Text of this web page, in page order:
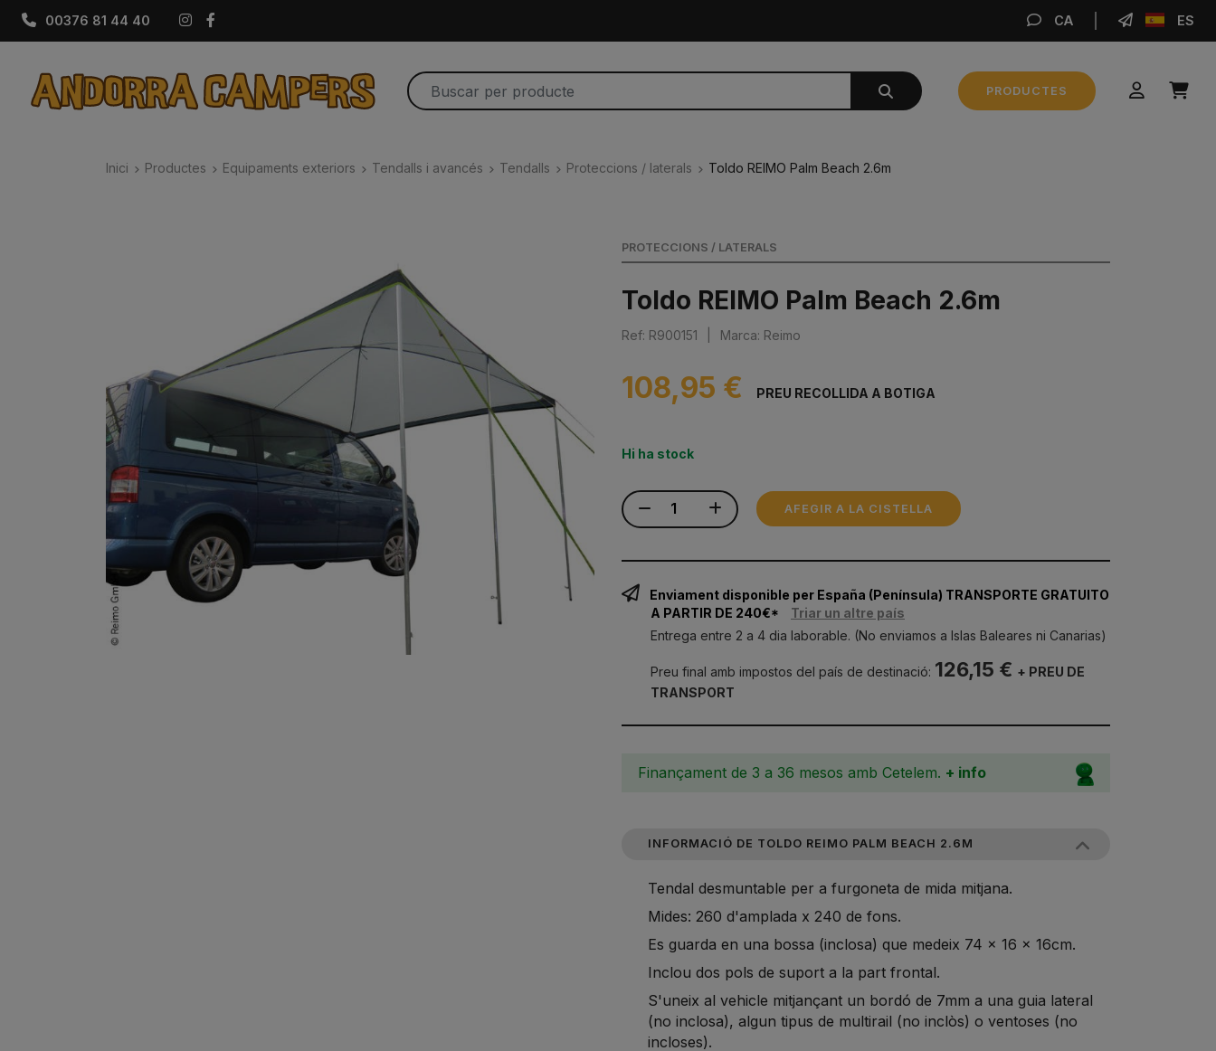
00376 81 44 40 Instagram CA ES
PRODUCTES
Inici Productes Equipaments exteriors Tendalls i avancés Tendalls Proteccions / laterals Toldo REIMO Palm Beach 2.6m
PROTECCIONS / LATERALS
Toldo REIMO Palm Beach 2.6m
Ref: R900151 Marca: Reimo
108,95 € PREU RECOLLIDA A BOTIGA
Hi ha stock
AFEGIR A LA CISTELLA
Enviament disponible per España (Península) TRANSPORTE GRATUITO
A PARTIR DE 240€*
Triar un altre país
Entrega entre 2 a 4 dia laborable. (No enviamos a Islas Baleares ni Canarias)
Preu final amb impostos del país de destinació: 126,15 € + PREU DE
TRANSPORT
Finançament de 3 a 36 mesos amb Cetelem. + info
INFORMACIÓ DE TOLDO REIMO PALM BEACH 2.6M
Tendal desmuntable per a furgoneta de mida mitjana.
Mides: 260 d'amplada x 240 de fons.
Es guarda en una bossa (inclosa) que medeix 74 x 16 x 16cm.
Inclou dos pols de suport a la part frontal.
S'uneix al vehicle mitjançant un bordó de 7mm a una guia lateral
(no inclosa), algun tipus de multirail (no inclòs) o ventoses (no
incloses).